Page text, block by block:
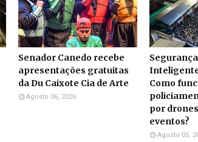
Senador Canedo recebe
apresentações gratuitas
da Du Caixote Cia de Arte
Agosto 06, 2026
Como
por
eventos?
Agosto 05,